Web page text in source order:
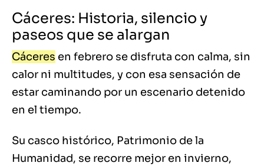
Cáceres: Historia, silencio y
paseos que se alargan
Cáceres en febrero se disfruta con calma, sin
calor ni multitudes, y con esa sensación de
estar caminando por un escenario detenido
en el tiempo.
Su casco histórico, Patrimonio de la
Humanidad, se recorre mejor en invierno,